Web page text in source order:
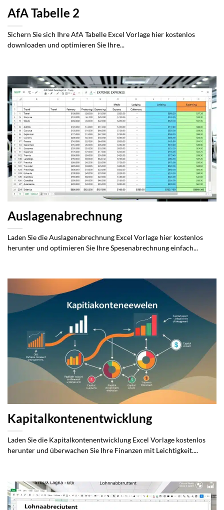
AfA Tabelle 2
Sichern Sie sich Ihre AfA Tabelle Excel Vorlage hier kostenlos
downloaden und optimieren Sie Ihre...
Auslagenabrechnung
Laden Sie die Auslagenabrechnung Excel Vorlage hier kostenlos
herunter und optimieren Sie Ihre Spesenabrechnung einfach...
Kapitalkontenentwicklung
Laden Sie die Kapitalkontenentwicklung Excel Vorlage kostenlos
herunter und überwachen Sie Ihre Finanzen mit Leichtigkeit....